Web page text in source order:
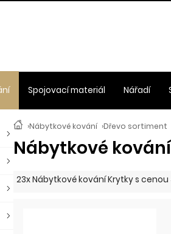
›Nábytkové kování ›Dřevo sortiment
Nábytkové
23x Nábytkové kování Krytkys cenou
Spojovací materiál Nářadí